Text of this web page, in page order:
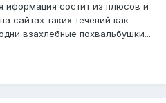
иформация состит из плюсов и
сайтах таких течений как
взахлебные похвальбушки...